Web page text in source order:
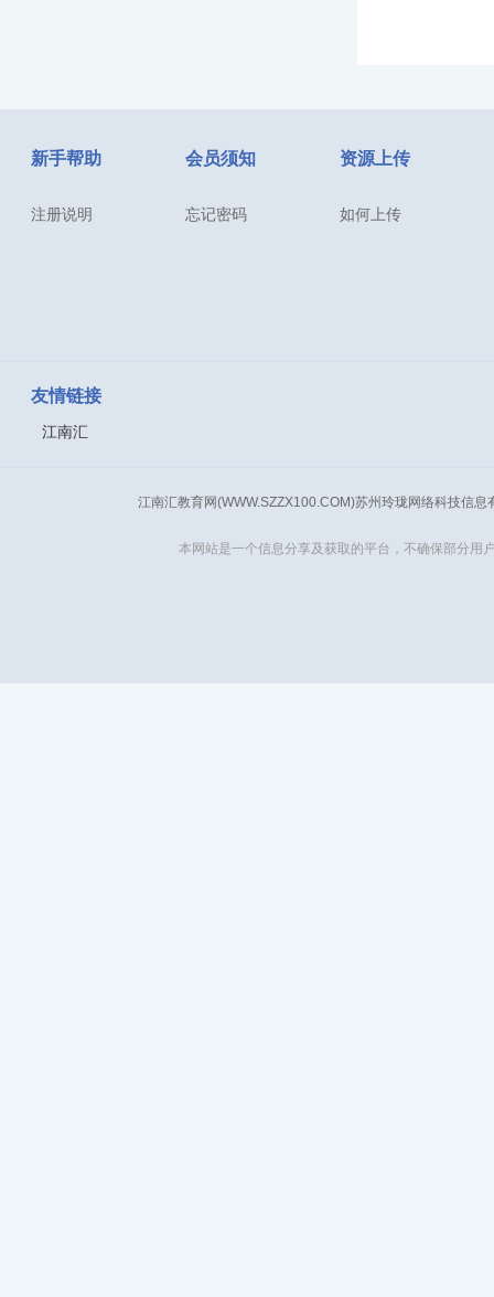
新手帮助
注册说明
会员须知
忘记密码
资源上传
如何上传
友情链接
江南汇
江南汇教育网(WWW.SZZX100.COM)苏州玲珑网络科技信
本网站是一个信息分享及获取的平台，不确保部分用